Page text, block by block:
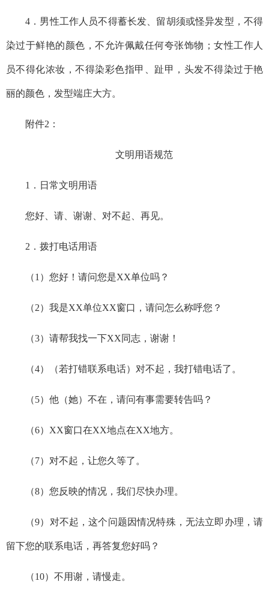
4． 男性工作人员不得蓄长发、留胡须或怪异发型，不得
染过于鲜艳的颜色，不允许佩戴任何夸张饰物；女性工作人
员不得化浓妆，不得染彩色指甲、趾甲，头发不得染过于艳
丽的颜色，发型端庄大方。
附件2：
文明用语规范
1． 日常文明用语
您好、请、谢谢、对不起、再见。
2． 拨打电话用语
（1 ） 您好！请问您是XX单位吗？
（2） 我是XX单位XX窗口，请问怎么称呼您？
（3） 请帮我找一下XX同志，谢谢！
（4） （若打错联系电话）对不起，我打错电话了。
（5） 他（她）不在，请问有事需要转告吗？
（6） XX窗口在XX地点在XX地方。
（7） 对不起，让您久等了。
（8） 您反映的情况，我们尽快办理。
（9） 对不起，这个问题因情况特殊，无法立即办理，请
留下您的联系电话，再答复您好吗？
（10） 不用谢，请慢走。